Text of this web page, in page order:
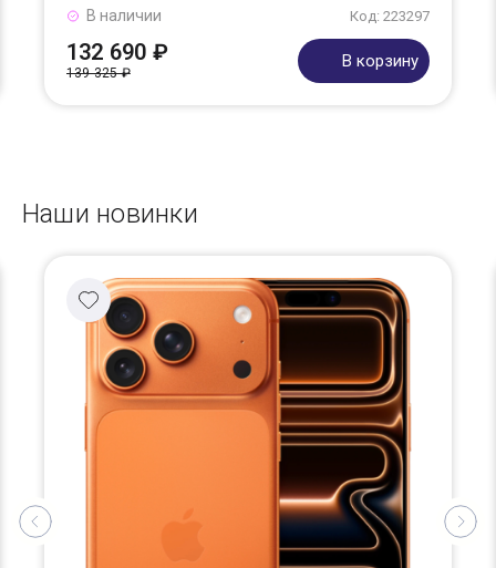
Код: 223297
В наличии
132 690 ₽
139 325 ₽
В корзину
Наши новинки